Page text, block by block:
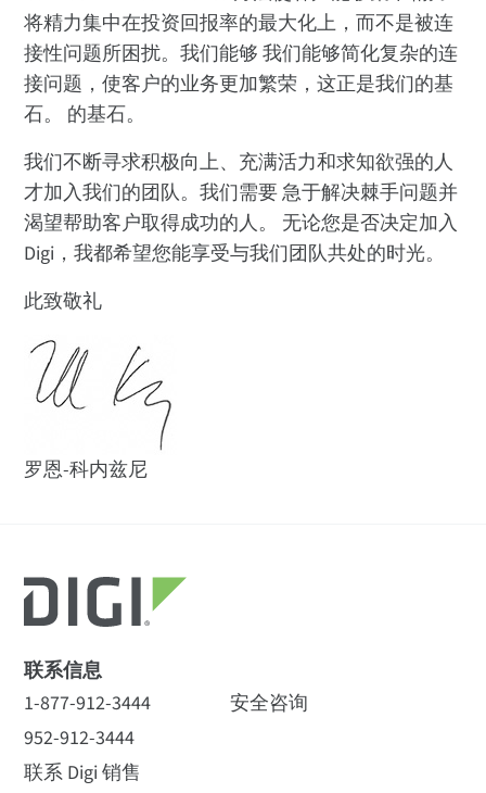
将精力集中在投资回报率的最大化上，而不是被连
接性问题所困扰。我们能够 我们能够简化复杂的连
接问题，使客户的业务更加繁荣，这正是我们的基
石。 的基石。
我们不断寻求积极向上、充满活力和求知欲强的人
才加入我们的团队。我们需要 急于解决棘手问题并
渴望帮助客户取得成功的人。 无论您是否决定加入
Digi，我都希望您能享受与我们团队共处的时光。
此致敬礼
罗恩-科内兹尼
联系信息
1-877-912-3444
952-912-3444
联系 Digi 销售
安全咨询